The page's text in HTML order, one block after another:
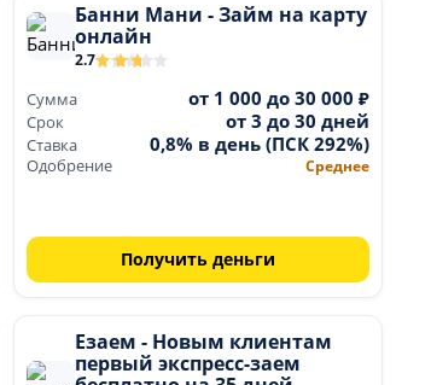
Банни Мани - Займ на карту
онлайн
2.7
Сумма от 1 000 до 30 000 ₽
Срок от 3 до 30 дней
Ставка 0,8% в день (ПСК 292%)
Одобрение Среднее
Получить деньги
Езаем - Новым клиентам
первый экспресс-заем